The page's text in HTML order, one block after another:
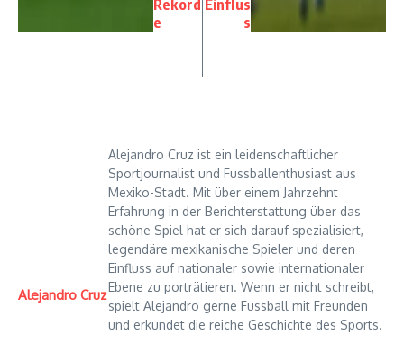
Rekord
e
Einflus
s
Alejandro Cruz
Alejandro Cruz ist ein leidenschaftlicher
Sportjournalist und Fussballenthusiast aus
Mexiko-Stadt. Mit über einem Jahrzehnt
Erfahrung in der Berichterstattung über das
schöne Spiel hat er sich darauf spezialisiert,
legendäre mexikanische Spieler und deren
Einfluss auf nationaler sowie internationaler
Ebene zu porträtieren. Wenn er nicht schreibt,
spielt Alejandro gerne Fussball mit Freunden
und erkundet die reiche Geschichte des Sports.